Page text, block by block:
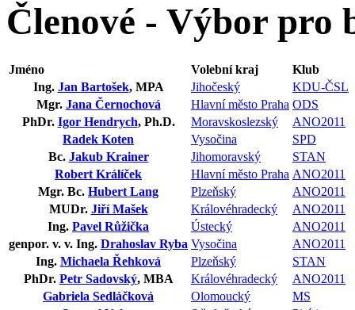
Členové - Výbor pro
Jméno Volební kraj
Klub
Ing. Jan Bartošek, MPA Jihočeský
KDU-ČSL
Mgr. Jana Černochová Hlavní město Praha ODS
PhDr. Igor Hendrych, Ph.D. Moravskoslezský
ANO2011
Radek Koten
Vysočina
SPD
Bc. Jakub Krainer Jihomoravský
STAN
Robert Králíček
Hlavní město Praha ANO2011
Mgr. Bc. Hubert Lang Plzeňský
ANO2011
MUDr. Jiří Mašek Královéhradecký
ANO2011
Ing. Pavel Růžička Ústecký
ANO2011
genpor. v. v. Ing. Drahoslav Ryba Vysočina
ANO2011
Ing. Michaela Řehková Plzeňský
STAN
PhDr. Petr Sadovský, MBA Královéhradecký
ANO2011
Gabriela Sedláčková
Olomoucký
MS